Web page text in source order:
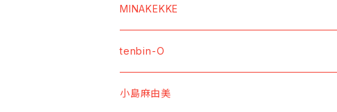
【SOUNDs ／ 音源】
【Vinyl】
【CD】
【MOVIEs ／ 映像】
【DVD】
【GOODs ／ グッズ】
MINAKEKKE
【SOUNDs ／ 音源】
【CDーR】
【GOODs ／ グッズ】
tenbin-O
【SOUNDs ／ 音源】
小島麻由美